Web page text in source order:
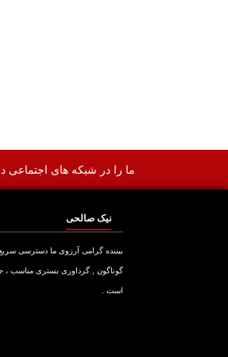
ما را در شبکه های اجتماعی
نیک صالحی
بیننده گرامی آرزوی ما دسترسی
گوناگون , گرداوری بستری مناسب
است .